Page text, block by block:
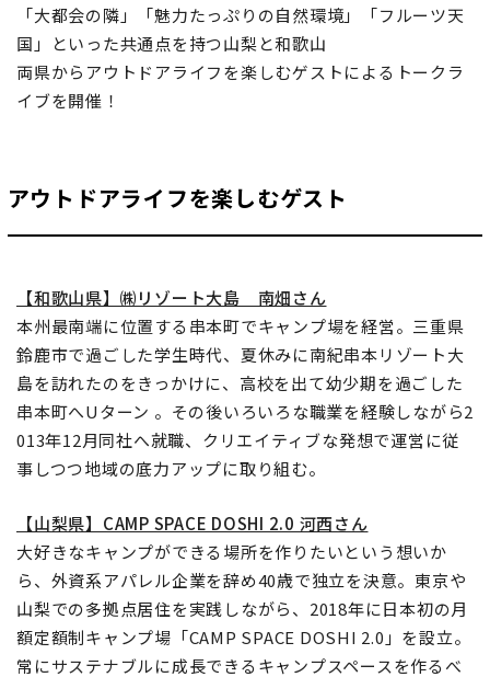
「大都会の隣」「魅力たっぷりの自然環境」「フルーツ天
国」といった共通点を持つ山梨と和歌山
両県からアウトドアライフを楽しむゲストによるトークラ
イブを開催！
アウトドアライフを楽しむゲスト
【和歌山県】㈱リゾート大島 南畑さん
本州最南端に位置する串本町でキャンプ場を経営。三重県
鈴鹿市で過ごした学生時代、夏休みに南紀串本リゾート大
島を訪れたのをきっかけに、高校を出て幼少期を過ごした
串本町へUターン 。その後いろいろな職業を経験しながら2
013年12月同社へ就職、クリエイティブな発想で運営に従
事しつつ地域の底力アップに取り組む。
【山梨県】CAMP SPACE DOSHI 2.0 河西さん
大好きなキャンプができる場所を作りたいという想いか
ら、外資系アパレル企業を辞め40歳で独立を決意。東京や
山梨での多拠点居住を実践しながら、2018年に日本初の月
額定額制キャンプ場「CAMP SPACE DOSHI 2.0」を設立。
常にサステナブルに成長できるキャンプスペースを作るべ